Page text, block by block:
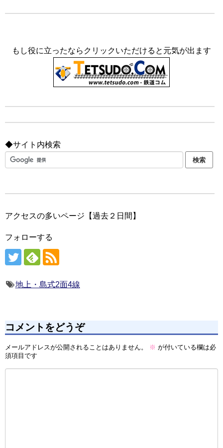
もし役に立ったならクリックいただけると元気が出ます
◆サイト内検索
アクセスの多いページ【過去２日間】
フォローする
地上・島式2面4線
コメントをどうぞ
メールアドレスが公開されることはありません。 ※ が付いている欄は必
須項目です